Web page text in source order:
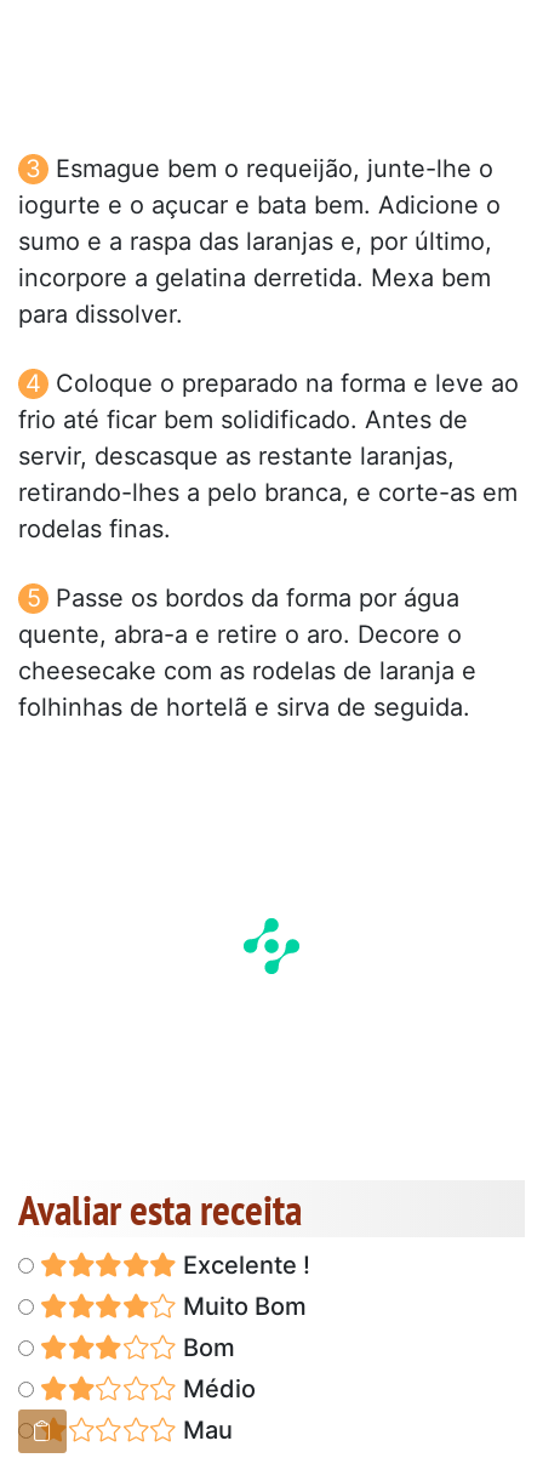
Esmague bem o requeijão, junte-lhe o
iogurte e o açucar e bata bem. Adicione o
sumo e a raspa das laranjas e, por último,
incorpore a gelatina derretida. Mexa bem
para dissolver.
Coloque o preparado na forma e leve ao
frio até ficar bem solidificado. Antes de
servir, descasque as restante laranjas,
retirando-lhes a pelo branca, e corte-as em
rodelas finas.
Passe os bordos da forma por água
quente, abra-a e retire o aro. Decore o
cheesecake com as rodelas de laranja e
folhinhas de hortelã e sirva de seguida.
Avaliar esta receita
Excelente !
Muito Bom
Bom
Médio
Mau